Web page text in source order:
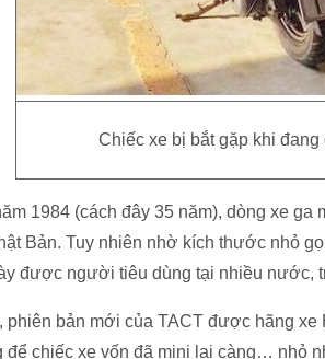
Chiếc xe bị bắt gặp khi
1984 (cách đây 35 năm), dòng xe ga
Bản. Tuy nhiên nhờ kích thước nhỏ
được người tiêu dùng tại nhiều nước,
phiên bản mới của TACT được hãng
để chiếc xe vốn đã mini lại càng… nhỏ